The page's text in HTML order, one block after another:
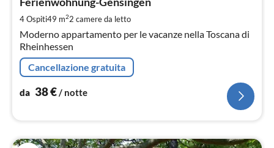
4 Ospiti49 m22 camere da letto
Moderno appartamento per le vacanze nella Toscana di
Rheinhessen
Cancellazione gratuita
da 38€/ notte